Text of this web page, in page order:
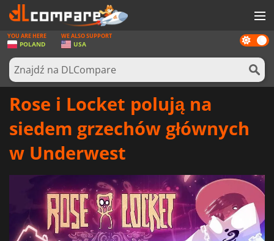
GRY
KARTY DO GIER
OPROGRAMOWANIE
SPRZĘT KOMPUTEROWY
ZALOGUJ SIĘ LUB ZAREJESTRUJ
Dark
mode
YOU ARE HERE
POLAND
WE ALSO SUPPORT
USA
Rose i Locket polują na
siedem grzechów głównych
w Underwest